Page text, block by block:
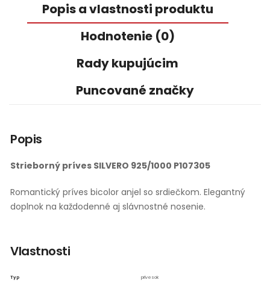
Popis a vlastnosti produktu
Hodnotenie (0)
Rady kupujúcim
Puncované značky
Popis
Strieborný príves SILVERO 925/1000 P107305
Romantický príves bicolor anjel so srdiečkom. Elegantný
doplnok na každodenné aj slávnostné nosenie.
Vlastnosti
Typ prívesok